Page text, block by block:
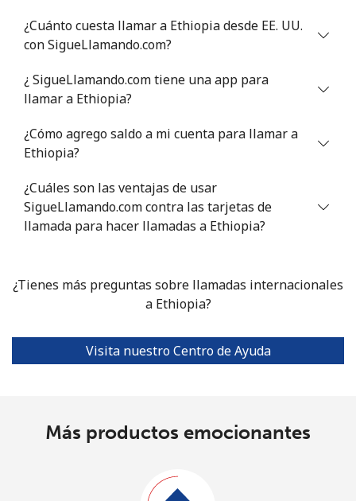
¿Cuánto cuesta llamar a Ethiopia desde EE. UU.
con SigueLlamando.com?
¿ SigueLlamando.com tiene una app para
llamar a Ethiopia?
¿Cómo agrego saldo a mi cuenta para llamar a
Ethiopia?
¿Cuáles son las ventajas de usar
SigueLlamando.com contra las tarjetas de
llamada para hacer llamadas a Ethiopia?
¿Tienes más preguntas sobre llamadas internacionales
a Ethiopia?
Visita nuestro Centro de Ayuda
Más productos emocionantes